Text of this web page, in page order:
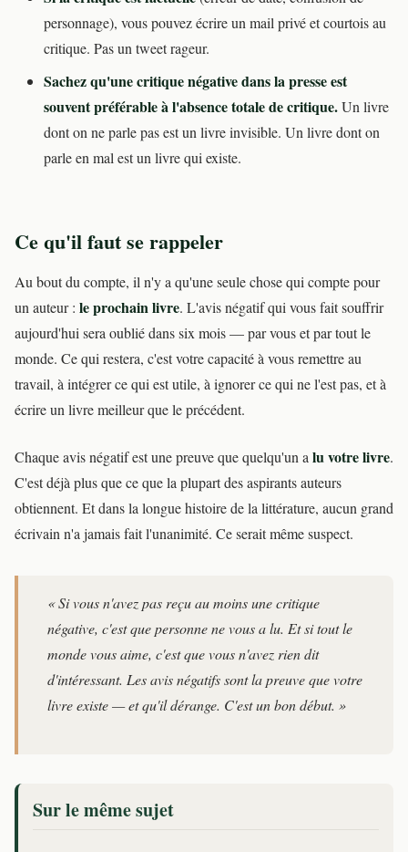
personnage), vous pouvez écrire un mail privé et courtois au
critique. Pas un tweet rageur.
Sachez qu'une critique négative dans la presse est
souvent préférable à l'absence totale de critique.Un livre
dont on ne parle pas est un livre invisible. Un livre dont on
parle en mal est un livre qui existe.
Ce qu'il faut se rappeler
Au bout du compte, il n'y a qu'une seule chose qui compte pour
un auteur : le prochain livre. L'avis négatif qui vous fait souffrir
aujourd'hui sera oublié dans six mois — par vous et par tout le
monde. Ce qui restera, c'est votre capacité à vous remettre au
travail, à intégrer ce qui est utile, à ignorer ce qui ne l'est pas, et à
écrire un livre meilleur que le précédent.
Chaque avis négatif est une preuve que quelqu'un alu votre livre.
C'est déjà plus que ce que la plupart des aspirants auteurs
obtiennent. Et dans la longue histoire de la littérature, aucun grand
écrivain n'a jamais fait l'unanimité. Ce serait même suspect.
« Si vous n'avez pas reçu au moins une critique
négative, c'est que personne ne vous a lu. Et si tout le
monde vous aime, c'est que vous n'avez rien dit
d'intéressant. Les avis négatifs sont la preuve que votre
livre existe — et qu'il dérange. C'est un bon début. »
Sur le même sujet